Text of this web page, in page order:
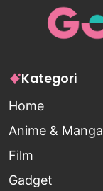
Kategori
Home
Anime & Manga
Film
Gadget